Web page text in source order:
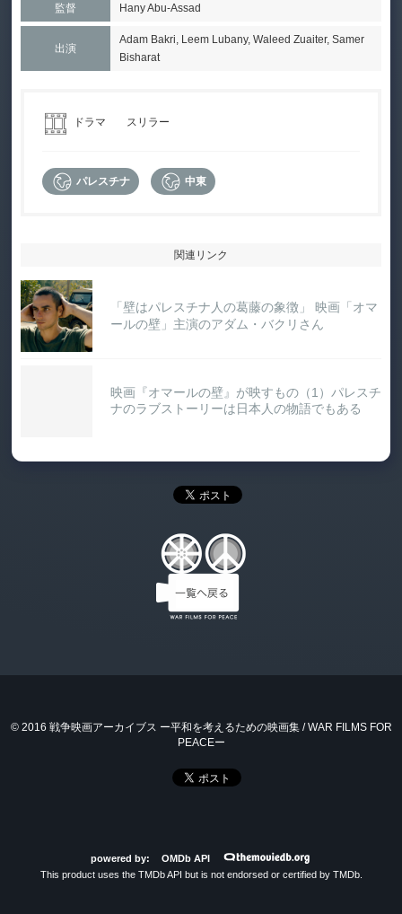
監督 Hany Abu-Assad
出演
Adam Bakri, Leem Lubany, Waleed Zuaiter, Samer
Bisharat
ドラマ スリラー
パレスチナ 中東
関連リンク
「壁はパレスチナ人の葛藤の象徴」 映画「オマ
ールの壁」主演のアダム・バクリさん
映画『オマールの壁』が映すもの（1）パレスチ
ナのラブストーリーは日本人の物語でもある
© 2016 戦争映画アーカイブス ー平和を考えるための映画集 / WAR FILMS FOR
PEACEー
powered by:
OMDb API
This product uses the TMDb API but is not endorsed or certified by TMDb.